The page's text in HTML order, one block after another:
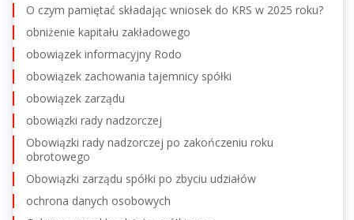
O czym pamiętać składając wniosek do KRS w 2025 roku?
obniżenie kapitału zakładowego
obowiązek informacyjny Rodo
obowiązek zachowania tajemnicy spółki
obowiązek zarządu
obowiązki rady nadzorczej
Obowiązki rady nadzorczej po zakończeniu roku
obrotowego
Obowiązki zarządu spółki po zbyciu udziałów
ochrona danych osobowych